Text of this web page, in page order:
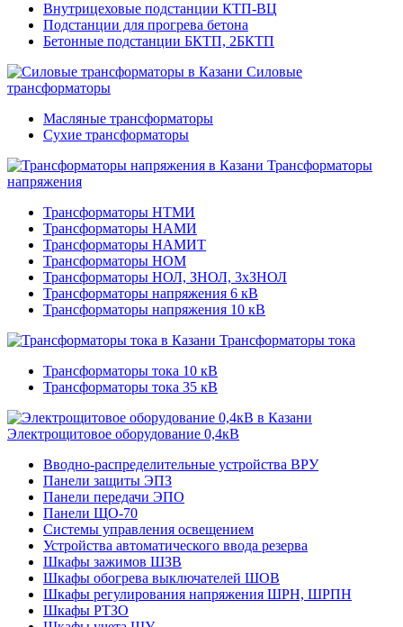
Внутрицеховые подстанции КТП-ВЦ
Подстанции для прогрева бетона
Бетонные подстанции БКТП, 2БКТП
Силовые
трансформаторы
Масляные трансформаторы
Сухие трансформаторы
Трансформаторы
напряжения
Трансформаторы НТМИ
Трансформаторы НАМИ
Трансформаторы НАМИТ
Трансформаторы НОМ
Трансформаторы НОЛ, ЗНОЛ, 3хЗНОЛ
Трансформаторы напряжения 6 кВ
Трансформаторы напряжения 10 кВ
Трансформаторы тока
Трансформаторы тока 10 кВ
Трансформаторы тока 35 кВ
Электрощитовое оборудование 0,4кВ
Вводно-распределительные устройства ВРУ
Панели защиты ЭПЗ
Панели передачи ЭПО
Панели ЩО-70
Системы управления освещением
Устройства автоматического ввода резерва
Шкафы зажимов ШЗВ
Шкафы обогрева выключателей ШОВ
Шкафы регулирования напряжения ШРН, ШРПН
Шкафы РТЗО